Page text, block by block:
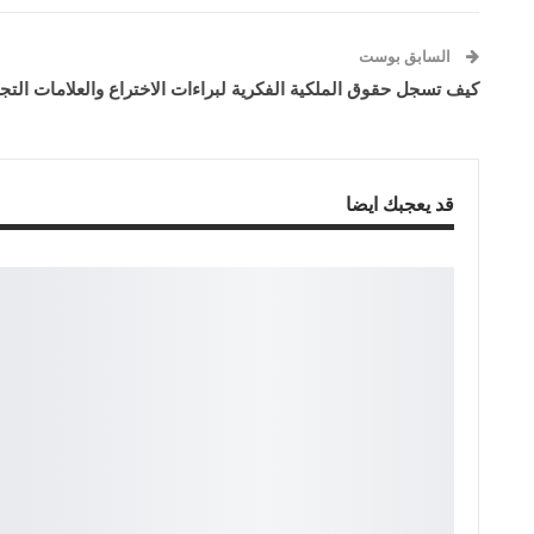
السابق بوست
كيف تسجل حقوق الملكية الفكرية لبراءات الاختراع والعلامات
قد يعجبك ايضا